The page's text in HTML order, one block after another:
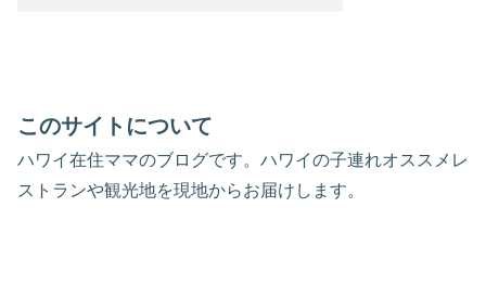
このサイトについて
ハワイ在住ママのブログです。ハワイの子連れオススメレ
ストランや観光地を現地からお届けします。